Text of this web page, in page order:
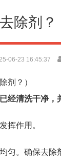
除剂？
06-23 16:45:37
剂？）
经清洗干净，
挥作用。
匀。确保去